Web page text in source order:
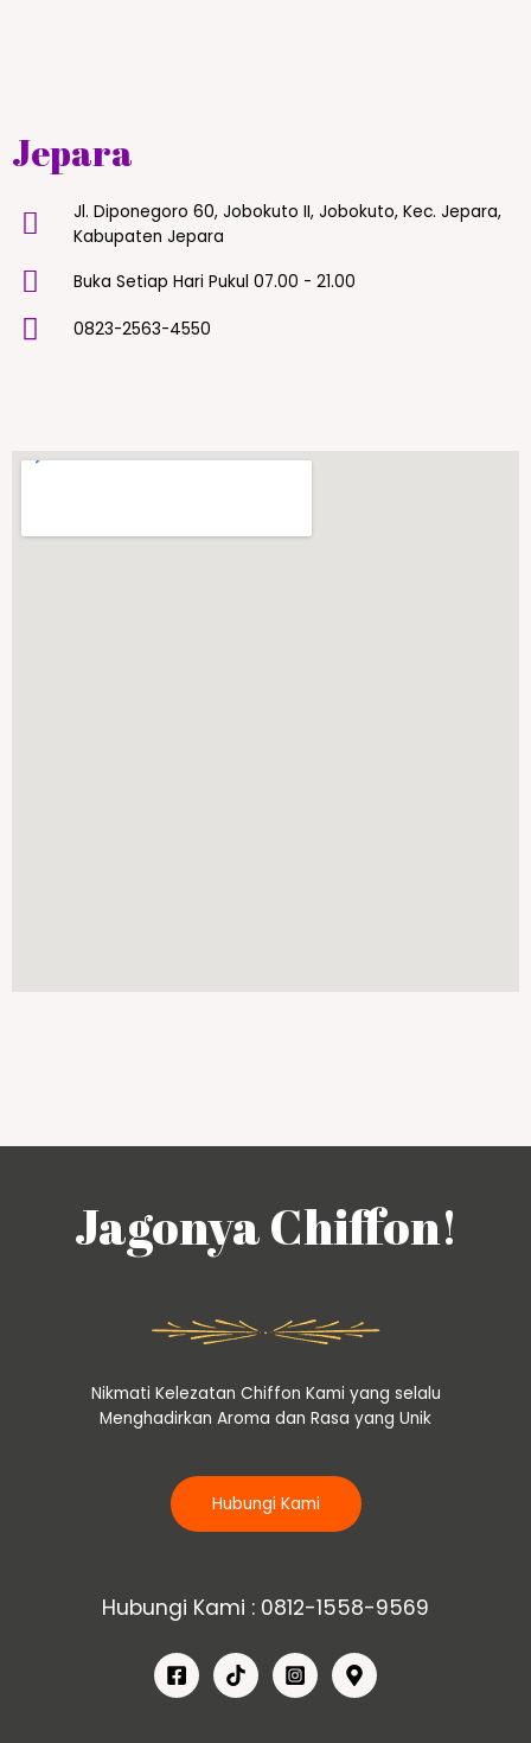
Jepara
Jl. Diponegoro 60, Jobokuto II, Jobokuto, Kec. Jepara,
Kabupaten Jepara
Buka Setiap Hari Pukul 07.00 - 21.00
0823-2563-4550
Jagonya Chiffon!
Nikmati Kelezatan Chiffon Kami yang selalu
Menghadirkan Aroma dan Rasa yang Unik
Hubungi Kami
Hubungi Kami : 0812-1558-9569